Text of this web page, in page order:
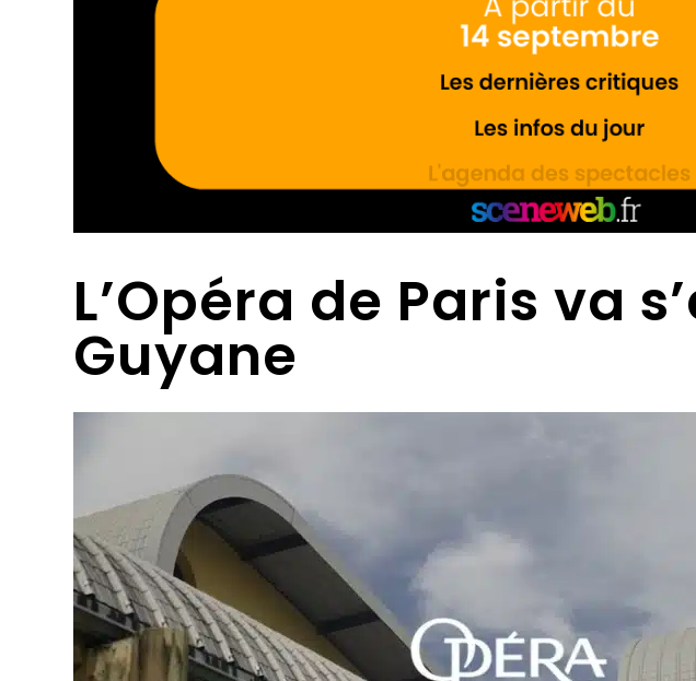
L’Opéra de Paris va
Guyane